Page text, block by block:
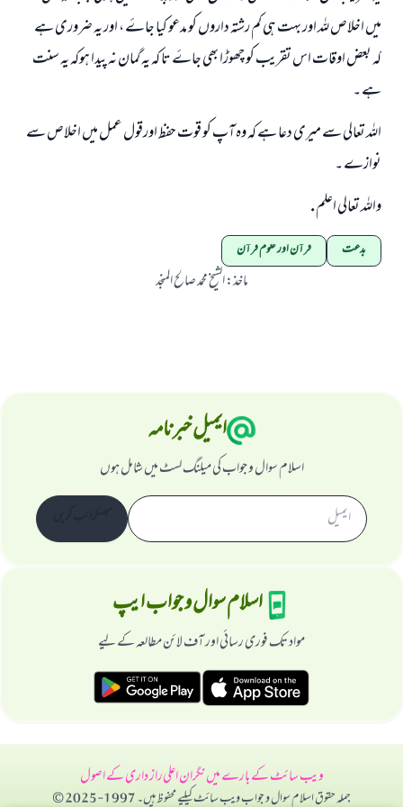
میں اخلاص للہ اور بہت ہی کم رشتہ داروں کو مدعو کیا جاۓ ، اور یہ ضروری ہے
کہ بعض اوقات اس تقریب کو چھوڑا بھی جاۓ تا کہ یہ گمان نہ پیدا ہوکہ یہ سنت
ہے ۔
اللہ تعالی سے میری دعا ہے کہ وہ آپ کو قوت حفظ اورقول عمل میں اخلاص سے
نوازے ۔
واللہ تعالی اعلم .
بدعت قرآن اور علوم قرآن
ماخذ:الشیخ محمد صالح المنجد
ایمیل خبرنامہ
اسلام سوال و جواب کی میلنگ لسٹ میں شامل ہوں
اسلام سوال و جواب ایپ
مواد تک فوری رسائی اور آف لائن مطالعہ کے لیے
ویب سائٹ کے بارے میںنگران اعلیراز داری کے اصول
جملہ حقوق اسلام سوال و جواب ویب سائٹ کیلیے محفوظ ہیں۔ 1997-2025 ©